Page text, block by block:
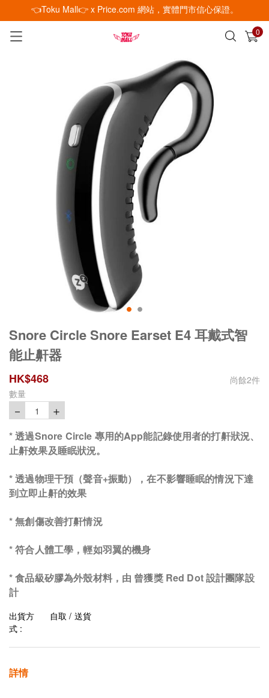
👈Toku Mall👉 x Price.com 網站，實體門市信心保證。
0
已加入購物車 查看
Snore Circle Snore Earset E4 耳戴式智
能止鼾器
HK$468 尚餘2件
數量
－ 1 ＋
* 透過Snore Circle 專用的App能記錄使用者的打鼾狀況、
止鼾效果及睡眠狀況。
* 透過物理干預（聲音+振動），在不影響睡眠的情況下達
到立即止鼾的效果
* 無創傷改善打鼾情況
* 符合人體工學，輕如羽翼的機身
* 食品級矽膠為外殼材料，由 曾獲獎 Red Dot 設計團隊設
計
出貨方
式 :
自取 / 送貨
詳情